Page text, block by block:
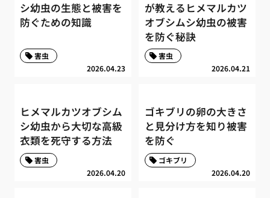
シ幼虫の生態と被害を
防ぐための知識
2026.04.23
害虫
が教えるヒメマルカツ
オブシムシ幼虫の被害
を防ぐ秘訣
2026.04.21
害虫
ヒメマルカツオブシム
シ幼虫から大切な高級
衣類を死守する方法
2026.04.20
害虫
ゴキブリの卵の大きさ
と見分け方を知り被害
を防ぐ
2026.04.20
ゴキブリ